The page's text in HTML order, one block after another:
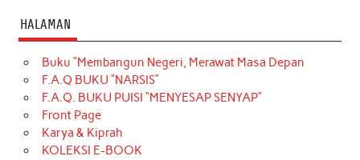
HALAMAN
Buku “Membangun Negeri, Merawat Masa Depan
F.A.Q BUKU “NARSIS”
F.A.Q. BUKU PUISI “MENYESAP SENYAP”
Front Page
Karya & Kiprah
KOLEKSI E-BOOK